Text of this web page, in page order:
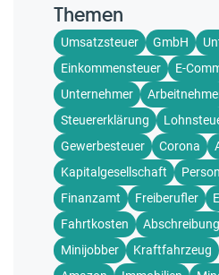
Themen
Umsatzsteuer GmbH
Einkommensteuer
E-
Unternehmer
Steuererklärung
Gewerbesteuer
Corona
Kapitalgesellschaft
Finanzamt
Freiberufler
Fahrtkosten
Abschreibung
Minijobber
Kraftfahrzeug